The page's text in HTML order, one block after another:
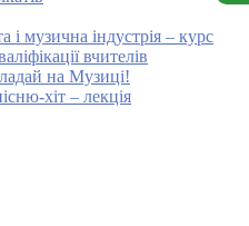
і музична індустрія – курс
вчителів
на Музиці!
хіт – лекція